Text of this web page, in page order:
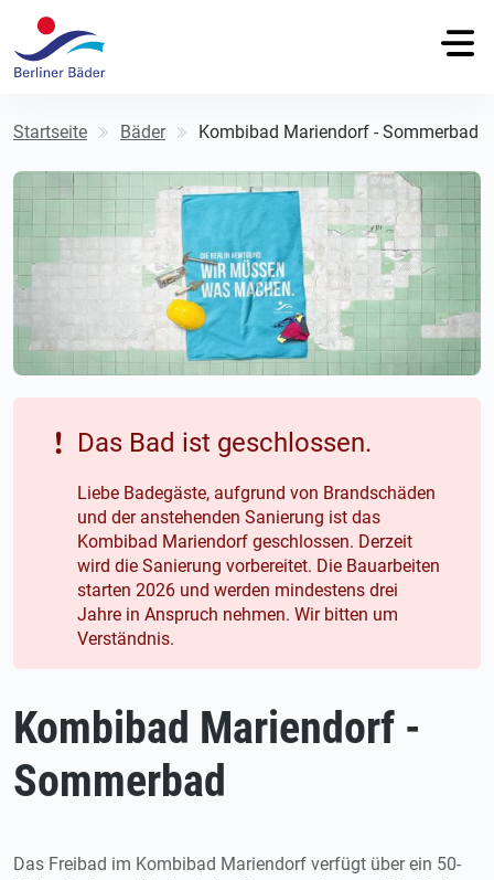
Startseite Bäder Kombibad Mariendorf - Sommerbad
Das Bad ist geschlossen.
Liebe Badegäste, aufgrund von Brandschäden
und der anstehenden Sanierung ist das
Kombibad Mariendorf geschlossen. Derzeit
wird die Sanierung vorbereitet. Die Bauarbeiten
starten 2026 und werden mindestens drei
Jahre in Anspruch nehmen. Wir bitten um
Verständnis.
Kombibad Mariendorf -
Sommerbad
Das Freibad im Kombibad Mariendorf verfügt über ein 50-